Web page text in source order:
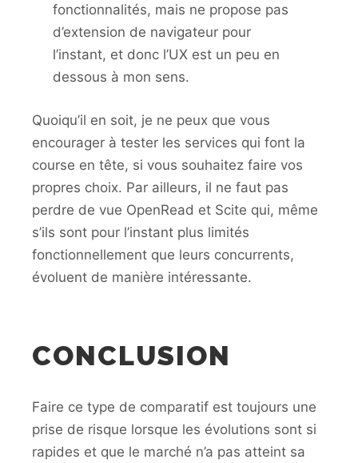
fonctionnalités, mais ne propose pas
d’extension de navigateur pour
l’instant, et donc l’UX est un peu en
dessous à mon sens.
Quoiqu’il en soit, je ne peux que vous
encourager à tester les services qui font la
course en tête, si vous souhaitez faire vos
propres choix. Par ailleurs, il ne faut pas
perdre de vue OpenRead et Scite qui, même
s’ils sont pour l’instant plus limités
fonctionnellement que leurs concurrents,
évoluent de manière intéressante.
CONCLUSION
Faire ce type de comparatif est toujours une
prise de risque lorsque les évolutions sont si
rapides et que le marché n’a pas atteint sa